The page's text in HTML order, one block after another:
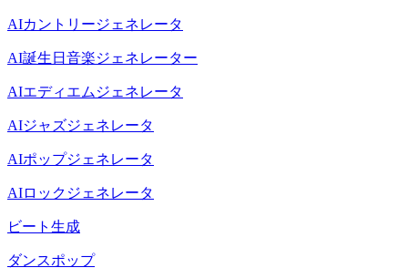
AIカントリージェネレータ
AI誕生日音楽ジェネレーター
AIエディエムジェネレータ
AIジャズジェネレータ
AIポップジェネレータ
AIロックジェネレータ
ビート生成
ダンスポップ